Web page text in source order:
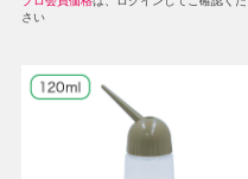
さい